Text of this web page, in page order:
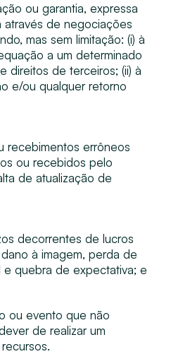
ou garantia, expressa
através de negociações
mas sem limitação: (i) à
a um determinado
direitos de terceiros; (ii) à
e/ou qualquer retorno
recebimentos errôneos
ou recebidos pelo
de atualização de
decorrentes de lucros
à imagem, perda de
quebra de expectativa; e
ou evento que não
de realizar um